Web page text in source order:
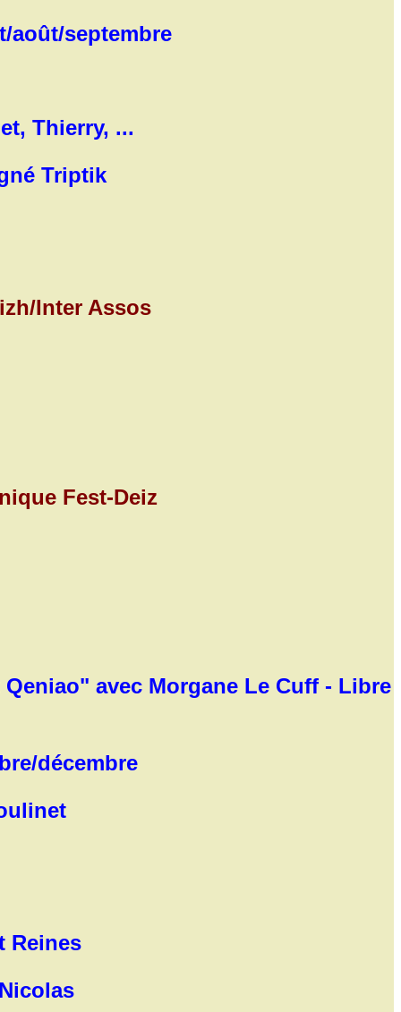
août/septembre
Thierry, ...
Triptik
Inter Assos
Fest-Deiz
avec Morgane Le Cuff - Libre
décembre
Reines